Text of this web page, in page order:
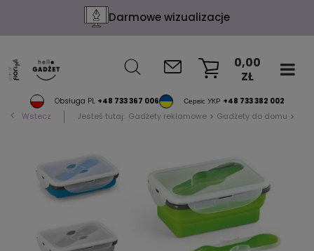
Darmowe wizualizacje
Obsługa PL +48 733 367 006 Сервіс УКР +48 733 382 002
0,00
ZŁ
Wstecz Jesteś tutaj: Gadżety reklamowe Gadżety do domu